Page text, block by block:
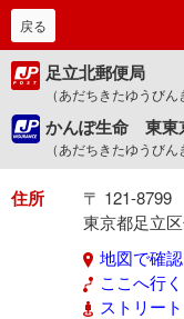
戻る
足立北郵便局
（あだちきたゆうびん
かんぽ生命 東東
（あだちきたゆうび
住所
〒 121-8799
東京都足立
地図で確認
ここへ行く
ストリー